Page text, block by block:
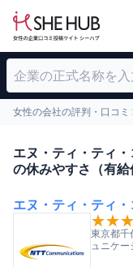
女性の会社の評判・口コミ
エヌ・ティ・ティ
の休みやすさ（有給
エヌ・ティ・ティ
東京都千
ュニケ